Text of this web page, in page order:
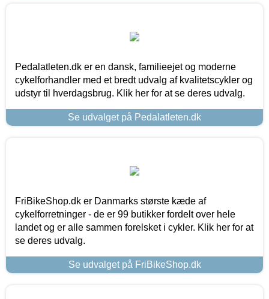
Pedalatleten.dk er en dansk, familieejet og moderne
cykelforhandler med et bredt udvalg af kvalitetscykler og
udstyr til hverdagsbrug. Klik her for at se deres udvalg.
Se udvalget på Pedalatleten.dk
FriBikeShop.dk er Danmarks største kæde af
cykelforretninger - de er 99 butikker fordelt over hele
landet og er alle sammen forelsket i cykler. Klik her for at
se deres udvalg.
Se udvalget på FriBikeShop.dk